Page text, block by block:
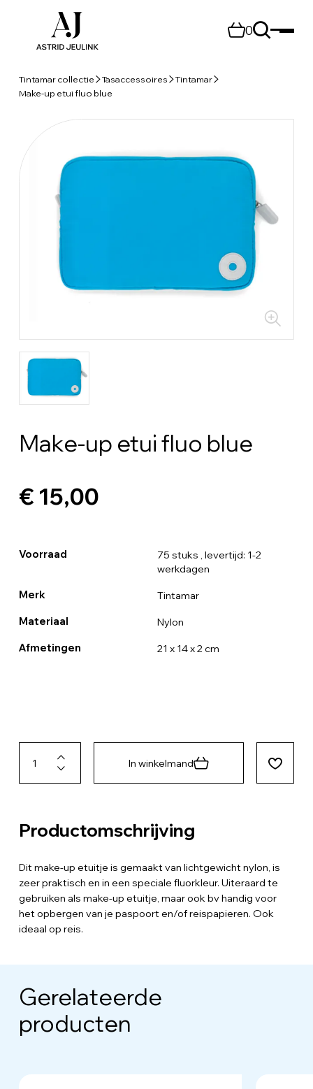
0
Tintamar collectie Tasaccessoires
Tintamar
Make-up etui fluo blue
Make-up etui fluo blue
€ 15,00
Voorraad 75 stuks , levertijd: 1-2
werkdagen
Merk Tintamar
Materiaal Nylon
Afmetingen 21 x 14 x 2 cm
In winkelmand
Productomschrijving
Dit make-up etuitje is gemaakt van lichtgewicht nylon, is
zeer praktisch en in een speciale fluorkleur. Uiteraard te
gebruiken als make-up etuitje, maar ook bv handig voor
het opbergen van je paspoort en/of reispapieren. Ook
ideaal op reis.
Gerelateerde
producten